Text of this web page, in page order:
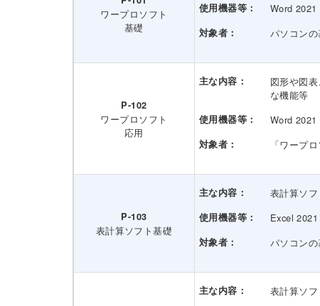
ワープロソフト
基礎
使用機器等： Word 2021
対象者： パソコン
P-102
ワープロソフト
応用
主な内容：
図形や図
な機能等
使用機器等： Word 2021
対象者： 「ワープ
P-103
表計算ソフト基礎
主な内容： 表計算ソ
使用機器等： Excel 2021
対象者： パソコン
主な内容： 表計算ソ